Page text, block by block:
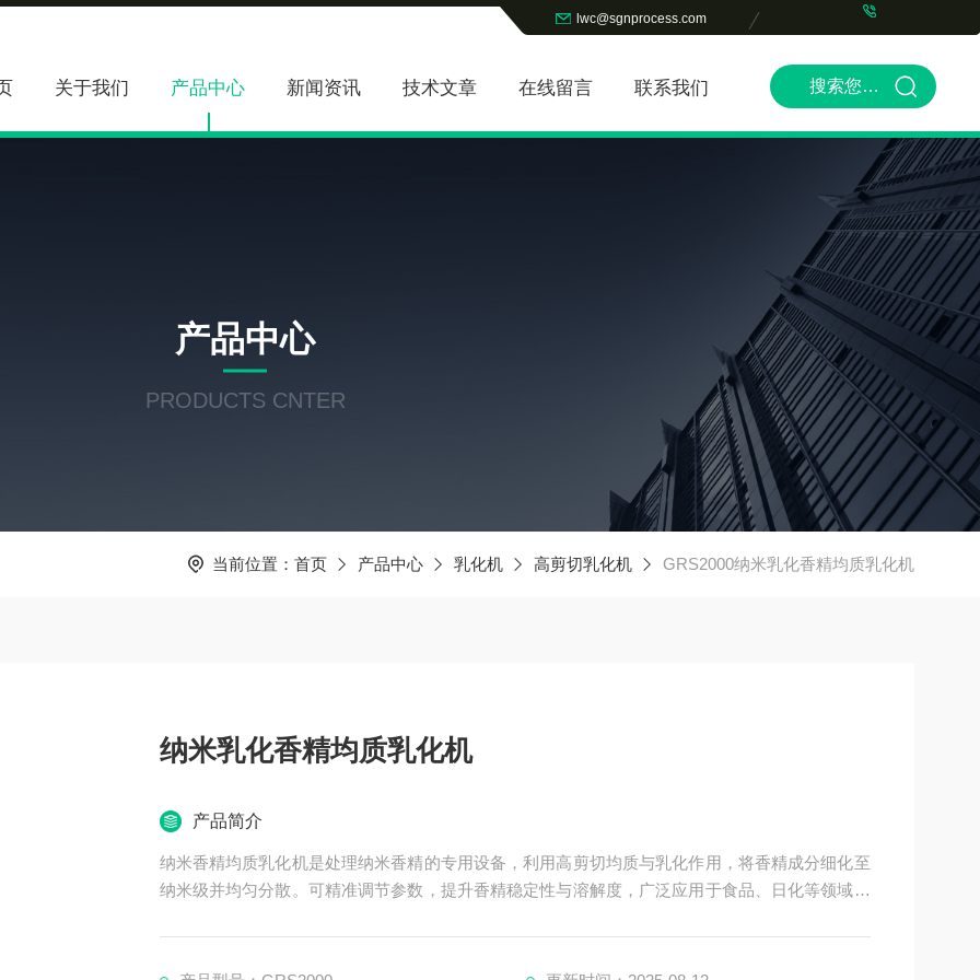
lwc@sgnprocess.com
关于我们 产品中心 新闻资讯 技术文章 在线留言 联系我们
产品中心
PRODUCTS CNTER
当前位置： 首页 产品中心 乳化机 高剪切乳化机 GRS2000纳米乳化香精均质乳化机
纳米乳化香精均质乳化机
产品简介
纳米香精均质乳化机是处理纳米香精的专用设备，利用高剪切均质与乳化作用，将香精成分细化至
纳米级并均匀分散。可精准调节参数，提升香精稳定性与溶解度，广泛应用于食品、日化等领域，